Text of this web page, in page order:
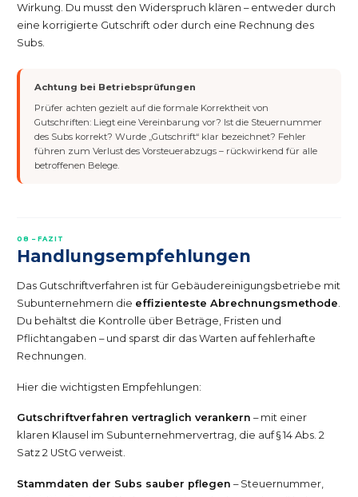
Wirkung. Du musst den Widerspruch klären – entweder durch
eine korrigierte Gutschrift oder durch eine Rechnung des
Subs.
Achtung bei Betriebsprüfungen
Prüfer achten gezielt auf die formale Korrektheit von
Gutschriften: Liegt eine Vereinbarung vor? Ist die Steuernummer
des Subs korrekt? Wurde „Gutschrift“ klar bezeichnet? Fehler
führen zum Verlust des Vorsteuerabzugs – rückwirkend für alle
betroffenen Belege.
08 – FAZIT
Handlungsempfehlungen
Das Gutschriftverfahren ist für Gebäudereinigungsbetriebe mit
Subunternehmern die effizienteste Abrechnungsmethode
Du behältst die Kontrolle über Beträge, Fristen und
Pflichtangaben – und sparst dir das Warten auf fehlerhafte
Rechnungen.
Hier die wichtigsten Empfehlungen:
Gutschriftverfahren vertraglich verankern – mit einer
klaren Klausel im Subunternehmervertrag, die auf § 14 Abs. 2
Satz 2 UStG verweist.
Stammdaten der Subs sauber pflegen – Steuernummer,